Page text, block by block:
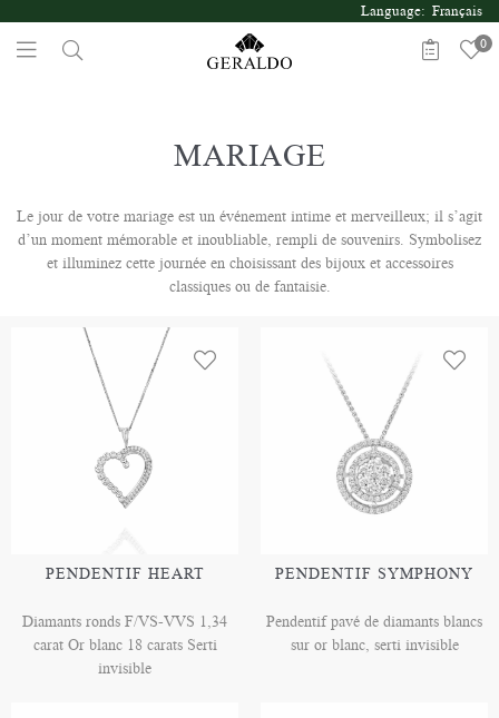
Language: Français
0
MARIAGE
Le jour de votre mariage est un événement intime et merveilleux; il s’agit
d’un moment mémorable et inoubliable, rempli de souvenirs. Symbolisez
et illuminez cette journée en choisissant des bijoux et accessoires
classiques ou de fantaisie.
PENDENTIF HEART
Diamants ronds F/VS-VVS 1,34
carat Or blanc 18 carats Serti
invisible
PENDENTIF SYMPHONY
Pendentif pavé de diamants blancs
sur or blanc, serti invisible